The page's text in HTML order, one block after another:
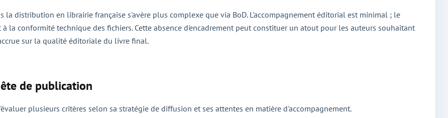
la distribution en librairie française s'avère plus complexe que via BoD. L'accompagnement éditorial est minimal ; le
la conformité technique des fichiers. Cette absence d'encadrement peut constituer un atout pour les auteurs souhaitant
sur la qualité éditoriale du livre final.
de publication
plusieurs critères selon sa stratégie de diffusion et ses attentes en matière d'accompagnement.